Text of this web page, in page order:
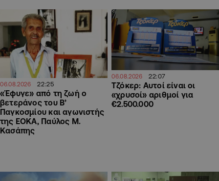
06.08.2026 22:25
«Έφυγε» από τη ζωή ο
βετεράνος του Β’
Παγκοσμίου και αγωνιστής
της ΕΟΚΑ, Παύλος Μ.
Κασάπης
06.08.2026 22:07
Τζόκερ: Αυτοί είναι οι
«χρυσοί» αριθμοί για
€2.500.000